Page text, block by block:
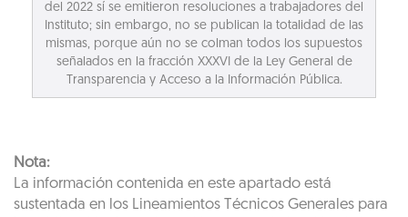
del 2022 sí se emitieron resoluciones a trabajadores del
Instituto; sin embargo, no se publican la totalidad de las
mismas, porque aún no se colman todos los supuestos
señalados en la fracción XXXVI de la Ley General de
Transparencia y Acceso a la Información Pública.
Nota:
La información contenida en este apartado está
sustentada en los Lineamientos Técnicos Generales para